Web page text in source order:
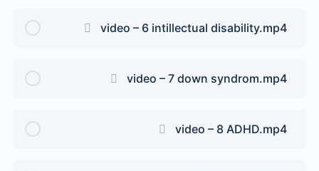
video – 6 intillectual disability.mp4
video – 7 down syndrom.mp4
video – 8 ADHD.mp4